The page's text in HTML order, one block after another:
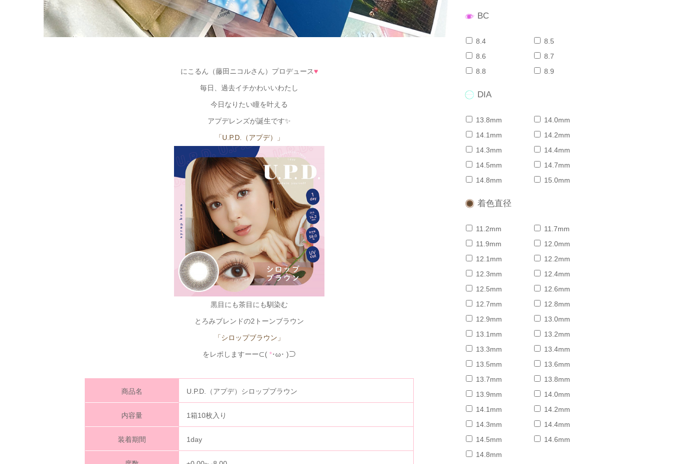
にこるん（藤田ニコルさん）プロデュース♥
毎日、過去イチかわいいわたし
今日なりたい瞳を叶える
アプデレンズが誕生です✨
「U.P.D.（アプデ）」
黒目にも茶目にも馴染む
とろみブレンドの2トーンブラウン
「シロップブラウン」
をレポしますーー⊂( *･ω･ )⊃
商品名 U.P.D.（アプデ）シロップブラウン
内容量 1箱10枚入り
装着期間 1day
BC
8.4
8.5
8.6
8.7
8.8
8.9
DIA
13.8mm
14.0mm
14.1mm
14.2mm
14.3mm
14.4mm
14.5mm
14.7mm
14.8mm
15.0mm
着色直径
11.2mm
11.7mm
11.9mm
12.0mm
12.1mm
12.2mm
12.3mm
12.4mm
12.5mm
12.6mm
12.7mm
12.8mm
12.9mm
13.0mm
13.1mm
13.2mm
13.3mm
13.4mm
13.5mm
13.6mm
13.7mm
13.8mm
13.9mm
14.0mm
14.1mm
14.2mm
14.3mm
14.4mm
14.5mm
14.6mm
14.8mm